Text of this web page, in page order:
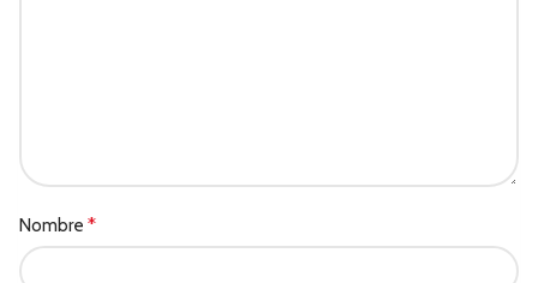
Nombre *